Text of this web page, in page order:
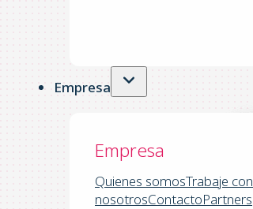
Empresa
Empresa
Quienes somosTrabaje con
nosotrosContactoPartners